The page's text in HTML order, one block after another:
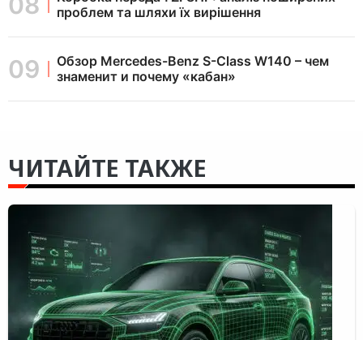
проблем та шляхи їх вирішення
Обзор Mercedes-Benz S-Class W140 – чем
знаменит и почему «кабан»
ЧИТАЙТЕ ТАКЖЕ